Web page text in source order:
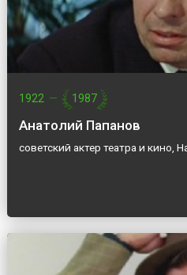
1922 — 1987
Анатолий Папанов
советский актер театра и кино,